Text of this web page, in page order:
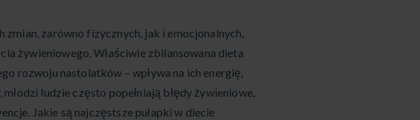
zarówno fizycznych, jak i emocjonalnych,
żywieniowego. Właściwie zbilansowana dieta
rozwoju nastolatków – wpływa na ich energię,
ludzie często popełniają błędy żywieniowe,
Jakie są najczęstsze pułapki w diecie